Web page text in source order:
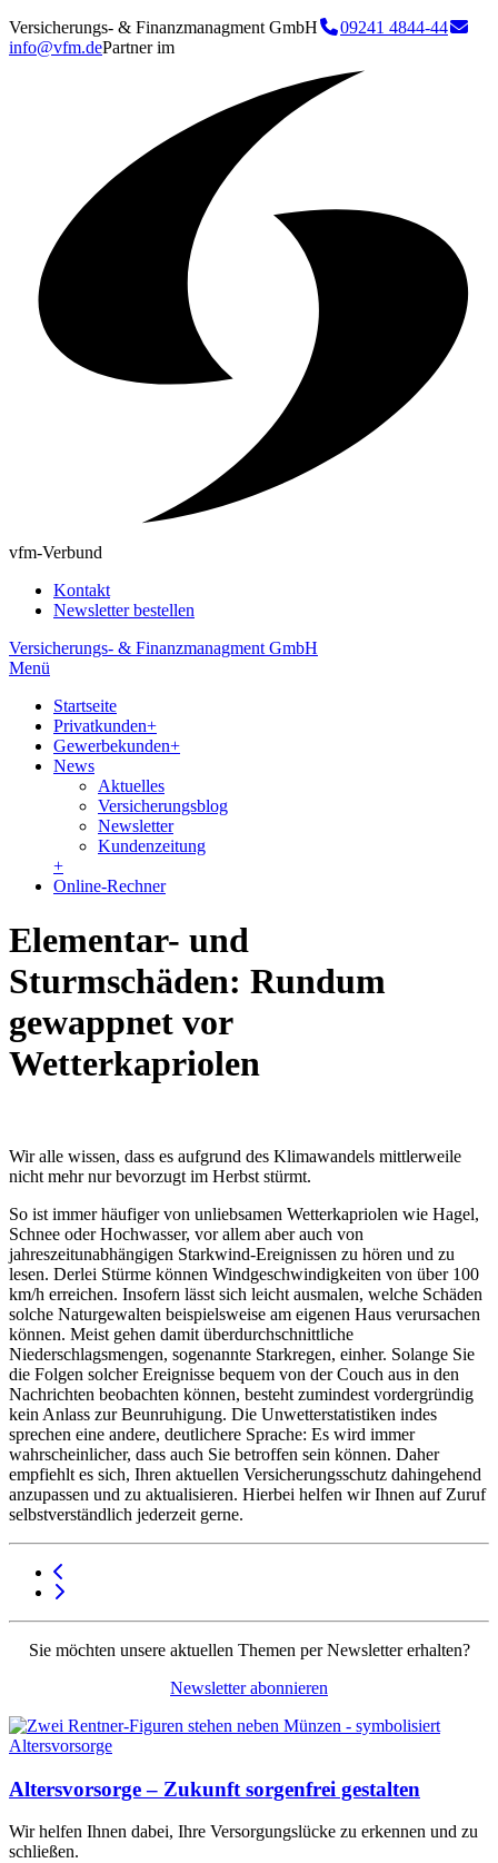
Versicherungs- & Finanzmanagment GmbH
09241 4844-44
info@vfm.dePartner im
vfm-Verbund
Kontakt
Newsletter bestellen
Versicherungs- & Finanzmanagment GmbH
Menü
Startseite
Privatkunden+
Gewerbekunden+
News
Aktuelles
Versicherungsblog
Newsletter
Kundenzeitung
+
Online-Rechner
Elementar- und
Sturmschäden: Rundum
gewappnet vor
Wetterkapriolen
Wir alle wissen, dass es aufgrund des Klimawandels mittlerweile
nicht mehr nur bevorzugt im Herbst stürmt.
So ist immer häufiger von unliebsamen Wetterkapriolen wie Hagel,
Schnee oder Hochwasser, vor allem aber auch von
jahreszeitunabhängigen Starkwind-Ereignissen zu hören und zu
lesen. Derlei Stürme können Windgeschwindigkeiten von über 100
km/h erreichen. Insofern lässt sich leicht ausmalen, welche Schäden
solche Naturgewalten beispielsweise am eigenen Haus verursachen
können. Meist gehen damit überdurchschnittliche
Niederschlagsmengen, sogenannte Starkregen, einher. Solange Sie
die Folgen solcher Ereignisse bequem von der Couch aus in den
Nachrichten beobachten können, besteht zumindest vordergründig
kein Anlass zur Beunruhigung. Die Unwetterstatistiken indes
sprechen eine andere, deutlichere Sprache: Es wird immer
wahrscheinlicher, dass auch Sie betroffen sein können. Daher
empfiehlt es sich, Ihren aktuellen Versicherungsschutz dahingehend
anzupassen und zu aktualisieren. Hierbei helfen wir Ihnen auf Zuruf
selbstverständlich jederzeit gerne.
Sie möchten unsere aktuellen Themen per Newsletter erhalten?
Newsletter abonnieren
Altersvorsorge – Zukunft sorgenfrei gestalten
Wir helfen Ihnen dabei, Ihre Versorgungslücke zu erkennen und zu
schließen.